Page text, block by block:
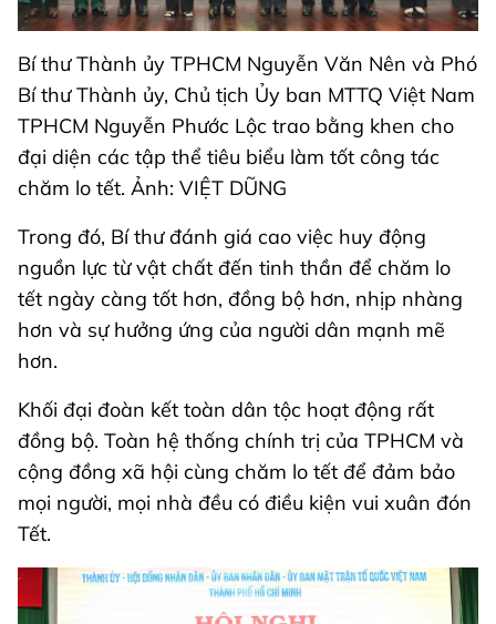
Bí thư Thành ủy TPHCM Nguyễn Văn Nên và Phó
Bí thư Thành ủy, Chủ tịch Ủy ban MTTQ Việt Nam
TPHCM Nguyễn Phước Lộc trao bằng khen cho
đại diện các tập thể tiêu biểu làm tốt công tác
chăm lo tết. Ảnh: VIỆT DŨNG
Trong đó, Bí thư đánh giá cao việc huy động
nguồn lực từ vật chất đến tinh thần để chăm lo
tết ngày càng tốt hơn, đồng bộ hơn, nhịp nhàng
hơn và sự hưởng ứng của người dân mạnh mẽ
hơn.
Khối đại đoàn kết toàn dân tộc hoạt động rất
đồng bộ. Toàn hệ thống chính trị của TPHCM và
cộng đồng xã hội cùng chăm lo tết để đảm bảo
mọi người, mọi nhà đều có điều kiện vui xuân đón
Tết.